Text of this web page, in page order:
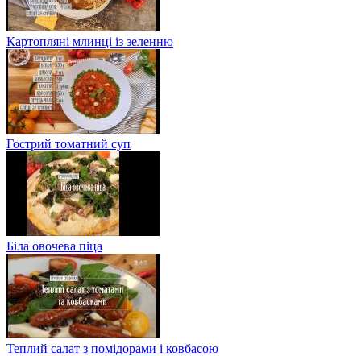
Картопляні млинці із зеленню
Гострий томатний суп
Біла овочева піца
Теплий салат з помідорами і ковбасою